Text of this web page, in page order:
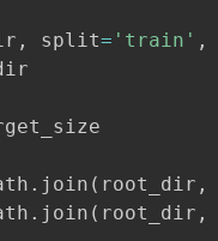
, split= 'train' ,
. join ( root_dir ,
. join ( root_dir ,